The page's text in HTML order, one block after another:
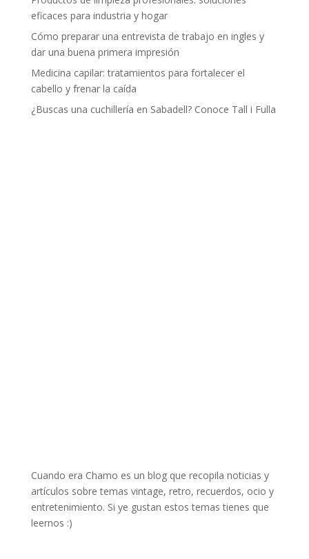
eficaces para industria y hogar
Cómo preparar una entrevista de trabajo en ingles y
dar una buena primera impresión
Medicina capilar: tratamientos para fortalecer el
cabello y frenar la caída
¿Buscas una cuchillería en Sabadell? Conoce Tall i Fulla
Cuando era Chamo es un blog que recopila noticias y
artículos sobre temas vintage, retro, recuerdos, ocio y
entretenimiento. Si ye gustan estos temas tienes que
leernos :)